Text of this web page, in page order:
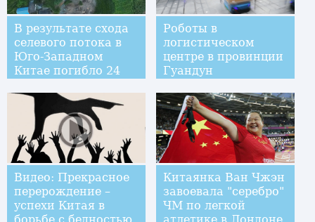
В результате схода
селевого потока в
Юго-Западном
Китае погибло 24
Роботы в
логистическом
центре в провинции
Гуандун
Видео: Прекрасное
перерождение –
успехи Китая в
Китаянка Ван Чжэн
завоевала "серебро"
ЧМ по легкой